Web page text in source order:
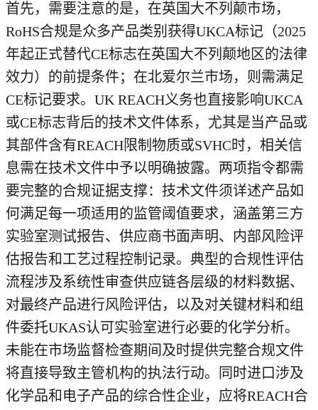
首先，需要注意的是，在英国大不列颠市场，
RoHS合规是众多产品类别获得UKCA标记（2025
年起正式替代CE标志在英国大不列颠地区的法律
效力）的前提条件；在北爱尔兰市场，则需满足
CE标记要求。UK REACH义务也直接影响UKCA
或CE标志背后的技术文件体系，尤其是当产品或
其部件含有REACH限制物质或SVHC时，相关信
息需在技术文件中予以明确披露。两项指令都需
要完整的合规证据支撑：技术文件须详述产品如
何满足每一项适用的监管阈值要求，涵盖第三方
实验室测试报告、供应商书面声明、内部风险评
估报告和工艺过程控制记录。典型的合规性评估
流程涉及系统性审查供应链各层级的材料数据、
对最终产品进行风险评估，以及对关键材料和组
件委托UKAS认可实验室进行必要的化学分析。
未能在市场监督检查期间及时提供完整合规文件
将直接导致主管机构的执法行动。同时进口涉及
化学品和电子产品的综合性企业，应将REACH合